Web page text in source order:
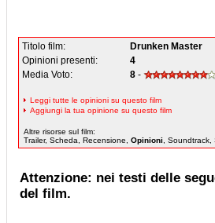
Titolo film:
Drunken Master
Opinioni presenti:
4
Media Voto:
8 -
Leggi tutte le opinioni su questo film
Aggiungi la tua opinione su questo film
Altre risorse sul film:
Trailer, Scheda, Recensione, Opinioni , Soundtrack,
Attenzione: nei testi delle
del film.